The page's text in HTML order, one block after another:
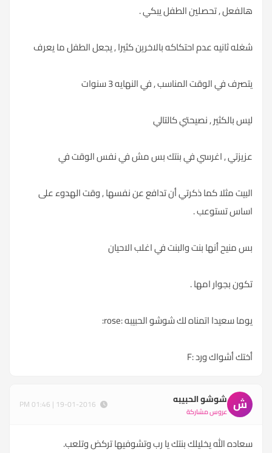
هالفعل , تحصلين الطفل يبكي .
شغله ثانيه عدم احتكاكه بالاخرين كثيرا , يجعل الطفل ما يعرف
يتصرف في الوقت المناسب , في النهايه 3 سنوات
ليس بالكثير , نصيحتي كالتالي
عزيزتي , اغرسي في بنتك بس مش في نفس الوقت في
البيت مثلا كما ذكرتي أن تدافع عن نفسها , وقت الهدوء على
اساس تستوعب .
بس منيح أنها بنت والبنت في اغلب الاحيان
تكون بجوار امها .
يوما سعيدا اتمناه لك شوشو الحبيبه :rose:
أختك أشواك ورد :F
ش شوشو الحبيبه
عروس مشاركة
سعاده الله يخليلك بنتك يا رب وتشوفيها تركض وتلعب.